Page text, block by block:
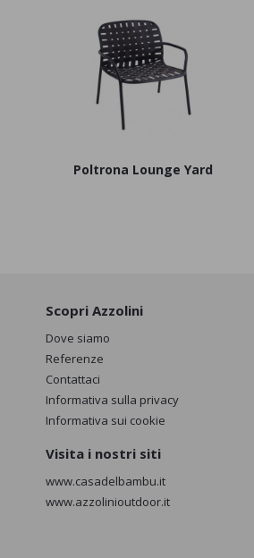
Poltrona Lounge Yard
Scopri Azzolini
Dove siamo
Referenze
Contattaci
Informativa sulla privacy
Informativa sui cookie
Visita i nostri siti
www.casadelbambu.it
www.azzolinioutdoor.it